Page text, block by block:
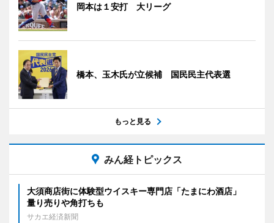
岡本は１安打 大リーグ
橋本、玉木氏が立候補 国民民主代表選
もっと見る
みん経トピックス
大須商店街に体験型ウイスキー専門店「たまにわ酒店」
量り売りや角打ちも
サカエ経済新聞